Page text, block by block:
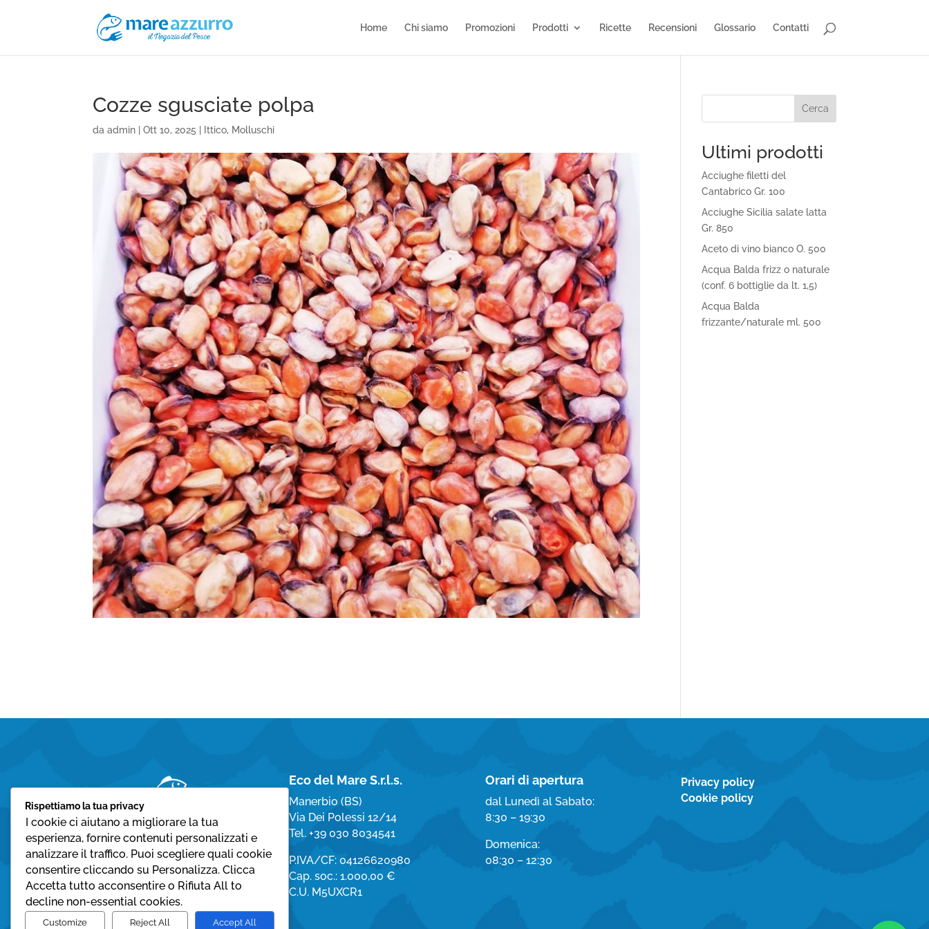
Home Chi siamo Promozioni Prodotti Ricette Recensioni Glossario Contatti
Cozze sgusciate polpa
daadmin |Ott 10, 2025 Ittico, Molluschi
Cerca
Ultimi prodotti
Acciughe filetti del
Cantabrico Gr. 100
Acciughe Sicilia salate latta
Gr. 850
Aceto di vino bianco O. 500
Acqua Balda frizz o naturale
(conf. 6 bottiglie da lt. 1,5)
Acqua Balda
frizzante/naturale ml. 500
Eco del Mare S.r.l.s.
Manerbio (BS)
Via Dei Polessi 12/14
Tel. +39 030 8034541
P.IVA/CF: 04126620980
Cap. soc.: 1.000,00 €
C.U. M5UXCR1
Orari di apertura
dal Lunedì al Sabato:
8:30 – 19:30
Domenica:
08:30 – 12:30
Privacy policy
Cookie policy
Rispettiamo la tua privacy
I cookie ci aiutano a migliorare la tua
esperienza, fornire contenuti personalizzati e
analizzare il traffico. Puoi scegliere quali cookie
consentire cliccando su Personalizza. Clicca
Accetta tutto acconsentire o Rifiuta All to
decline non-essential cookies.
Customize Reject All Accept All